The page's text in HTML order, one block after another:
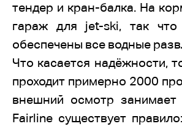
тендер и кран-балка. На
гараж для jet-ski, так что
обеспечены все водные
Что касается надёжности,
проходит примерно 2000
внешний осмотр
Fairline существует